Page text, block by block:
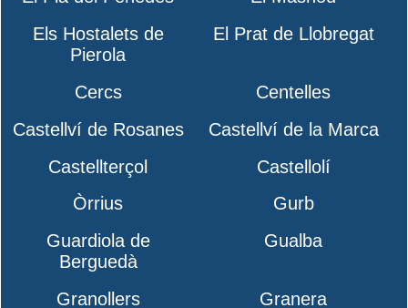
Els Hostalets de
Pierola
El Prat de Llobregat
Cercs
Centelles
Castellví de Rosanes
Castellví de la Marca
Castellterçol
Castellolí
Òrrius
Gurb
Guardiola de
Berguedà
Gualba
Granollers
Granera